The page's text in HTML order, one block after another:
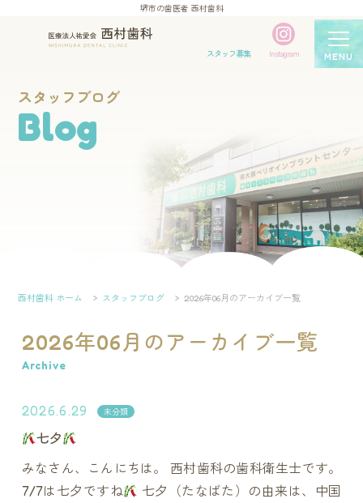
堺市の歯医者 西村歯科
スタッフ募集 Instagram MENU
スタッフブログ
Blog
西村歯科 ホーム スタッフブログ 2026年06月のアーカイブ一覧
2026年06月のアーカイブ一覧
Archive
2026.6.29 未分類
七夕
みなさん、こんにちは。 西村歯科の歯科衛生士です。
7/7は七夕ですね
七夕（たなばた）の由来は、中国